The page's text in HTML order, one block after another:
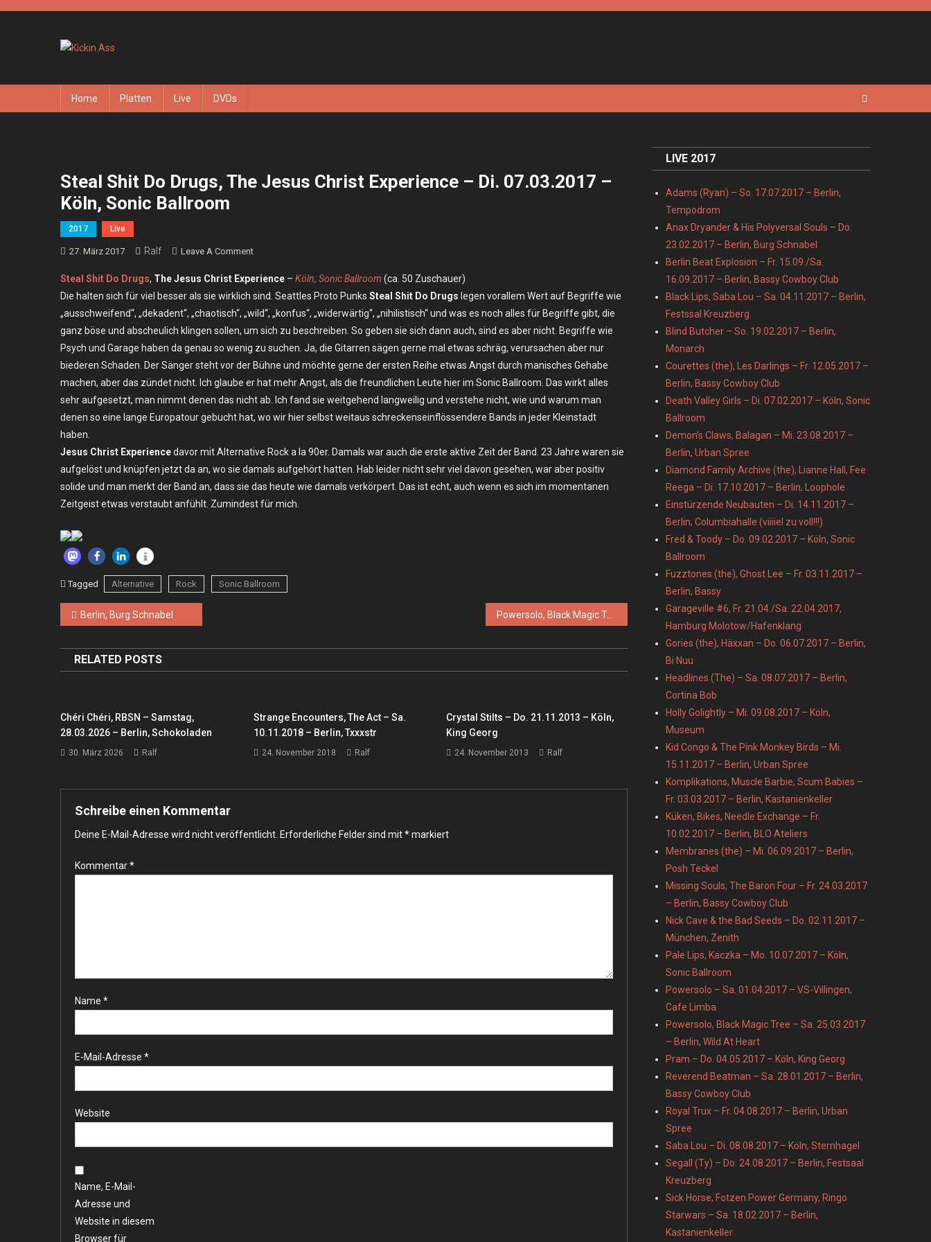
Home Platten Live DVDs
Steal Shit Do Drugs, The Jesus Christ Experience – Di. 07.03.2017 –
Köln, Sonic Ballroom
2017 Live
27. März 2017 Ralf Leave A CommentOn
Shit
Do
Drugs,
The
Jesus
Christ
Experience
Köln,
Sonic
Ballroom
Steal Shit Do Drugs, The Jesus Christ Experience – Köln, Sonic Ballroom (ca. 50 Zuschauer)
Die halten sich für viel besser als sie wirklich sind. Seattles Proto Punks Steal Shit Do Drugs legen vorallem Wert auf Begriffe wie
„ausschweifend“, „dekadent“, „chaotisch“, „wild“, „konfus“, „widerwärtig“, „nihilistisch“ und was es noch alles für Begriffe gibt, die
ganz böse und abscheulich klingen sollen, um sich zu beschreiben. So geben sie sich dann auch, sind es aber nicht. Begriffe wie
Psych und Garage haben da genau so wenig zu suchen. Ja, die Gitarren sägen gerne mal etwas schräg, verursachen aber nur
biederen Schaden. Der Sänger steht vor der Bühne und möchte gerne der ersten Reihe etwas Angst durch manisches Gehabe
machen, aber das zündet nicht. Ich glaube er hat mehr Angst, als die freundlichen Leute hier im Sonic Ballroom. Das wirkt alles
sehr aufgesetzt, man nimmt denen das nicht ab. Ich fand sie weitgehend langweilig und verstehe nicht, wie und warum man
denen so eine lange Europatour gebucht hat, wo wir hier selbst weitaus schreckenseinflössendere Bands in jeder Kleinstadt
haben.
Jesus Christ Experiencedavor mit Alternative Rock a la 90er. Damals war auch die erste aktive Zeit der Band. 23 Jahre waren sie
aufgelöst und knüpfen jetzt da an, wo sie damals aufgehört hatten. Hab leider nicht sehr viel davon gesehen, war aber positiv
solide und man merkt der Band an, dass sie das heute wie damals verkörpert. Das ist echt, auch wenn es sich im momentanen
Zeitgeist etwas verstaubt anfühlt. Zumindest für mich.
Tagged Alternative Rock Sonic Ballroom
Beitragsnavigation
Berlin, Burg Schnabel Powersolo, Black Magic Tree – Sa. 25.03.2017 – Berlin, Wild At Heart
RELATED POSTS
Chéri Chéri, RBSN – Samstag,
28.03.2026 – Berlin, Schokoladen
30. März 2026 Ralf
Strange Encounters, The Act – Sa.
10.11.2018 – Berlin, Txxxstr
24. November 2018 Ralf
Crystal Stilts – Do. 21.11.2013 – Köln,
King Georg
24. November 2013 Ralf
Schreibe einen Kommentar
Deine E-Mail-Adresse wird nicht veröffentlicht. Erforderliche Felder sind mit*markiert
Kommentar*
Name *
E-Mail-Adresse *
Website
Name, E-Mail-
Adresse und
Website in diesem
Browser für
LIVE 2017
Adams (Ryan) – So. 17.07.2017 – Berlin,
Tempodrom
Anax Dryander & His Polyversal Souls – Do.
23.02.2017 – Berlin, Burg Schnabel
Berlin Beat Explosion – Fr. 15.09./Sa.
16.09.2017 – Berlin, Bassy Cowboy Club
Black Lips, Saba Lou – Sa. 04.11.2017 – Berlin,
Festssal Kreuzberg
Blind Butcher – So. 19.02.2017 – Berlin,
Monarch
Courettes (the), Les Darlings – Fr. 12.05.2017 –
Berlin, Bassy Cowboy Club
Death Valley Girls – Di. 07.02.2017 – Köln, Sonic
Ballroom
Demon’s Claws, Balagan – Mi. 23.08.2017 –
Berlin, Urban Spree
Diamond Family Archive (the), Lianne Hall, Fee
Reega – Di. 17.10.2017 – Berlin, Loophole
Einstürzende Neubauten – Di. 14.11.2017 –
Berlin, Columbiahalle (viiiiel zu voll!!!)
Fred & Toody – Do. 09.02.2017 – Köln, Sonic
Ballroom
Fuzztones (the), Ghost Lee – Fr. 03.11.2017 –
Berlin, Bassy
Garageville #6, Fr. 21.04./Sa. 22.04.2017,
Hamburg Molotow/Hafenklang
Gories (the), Häxxan – Do. 06.07.2017 – Berlin,
Bi Nuu
Headlines (The) – Sa. 08.07.2017 – Berlin,
Cortina Bob
Holly Golightly – Mi. 09.08.2017 – Köln,
Museum
Kid Congo & The Pink Monkey Birds – Mi.
15.11.2017 – Berlin, Urban Spree
Komplikations, Muscle Barbie, Scum Babies –
Fr. 03.03.2017 – Berlin, Kastanienkeller
Küken, Bikes, Needle Exchange – Fr.
10.02.2017 – Berlin, BLO Ateliers
Membranes (the) – Mi. 06.09.2017 – Berlin,
Posh Teckel
Missing Souls, The Baron Four – Fr. 24.03.2017
– Berlin, Bassy Cowboy Club
Nick Cave & the Bad Seeds – Do. 02.11.2017 –
München, Zenith
Pale Lips, Kaczka – Mo. 10.07.2017 – Köln,
Sonic Ballroom
Powersolo – Sa. 01.04.2017 – VS-Villingen,
Cafe Limba
Powersolo, Black Magic Tree – Sa. 25.03.2017
– Berlin, Wild At Heart
Pram – Do. 04.05.2017 – Köln, King Georg
Reverend Beatman – Sa. 28.01.2017 – Berlin,
Bassy Cowboy Club
Royal Trux – Fr. 04.08.2017 – Berlin, Urban
Spree
Saba Lou – Di. 08.08.2017 – Köln, Sternhagel
Segall (Ty) – Do. 24.08.2017 – Berlin, Festsaal
Kreuzberg
Sick Horse, Fotzen Power Germany, Ringo
Starwars – Sa. 18.02.2017 – Berlin,
Kastanienkeller